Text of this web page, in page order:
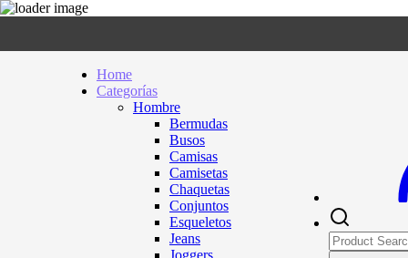
Home
Categorías
Hombre
Bermudas
Busos
Camisas
Camisetas
Chaquetas
Conjuntos
Esqueletos
Jeans
Joggers